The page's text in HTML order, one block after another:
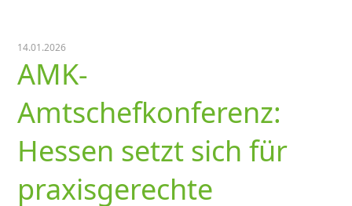
14.01.2026
AMK-
Amtschefkonferenz:
Hessen setzt sich für
praxisgerechte